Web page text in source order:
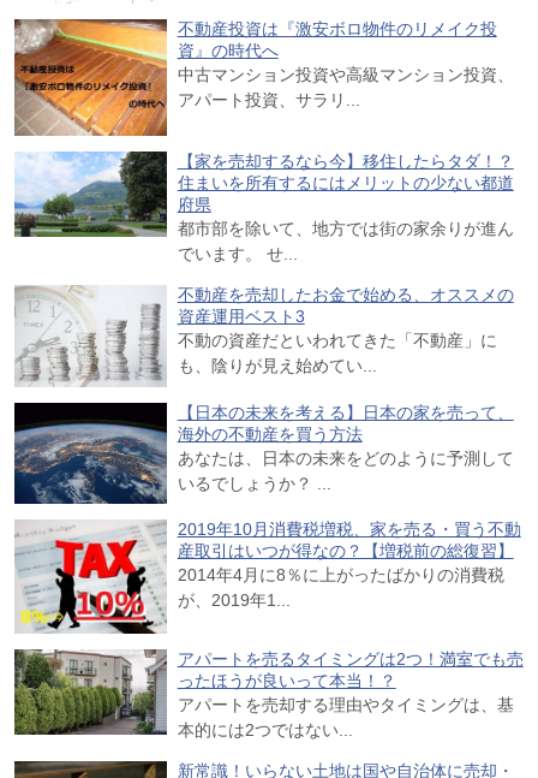
不動産投資は『激安ボロ物件のリメイク投
資』の時代へ
中古マンション投資や高級マンション投資、
アパート投資、サラリ...
【家を売却するなら今】移住したらタダ！？
住まいを所有するにはメリットの少ない都道
府県
都市部を除いて、地方では街の家余りが進ん
でいます。 せ...
不動産を売却したお金で始める、オススメの
資産運用ベスト3
不動の資産だといわれてきた「不動産」に
も、陰りが見え始めてい...
【日本の未来を考える】日本の家を売って、
海外の不動産を買う方法
あなたは、日本の未来をどのように予測して
いるでしょうか？ ...
2019年10月消費税増税、家を売る・買う不動
産取引はいつが得なの？【増税前の総復習】
2014年4月に8％に上がったばかりの消費税
が、2019年1...
アパートを売るタイミングは2つ！満室でも売
ったほうが良いって本当！？
アパートを売却する理由やタイミングは、基
本的には2つではない...
新常識！いらない土地は国や自治体に売却・